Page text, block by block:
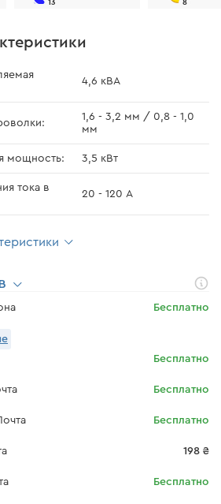
4,6 кВА
1,6 - 3,2 мм / 0,8 - 1,0
мм
мощность: 3,5 кВт
тока в
20 - 120 А
Бесплатно
Бесплатно
Бесплатно
Бесплатно
198 ₴
Бесплатно